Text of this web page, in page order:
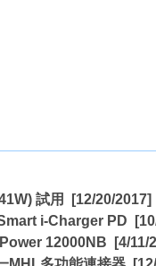
試用
[12/20/2017]
i-Charger PD
12000NB [4/11/